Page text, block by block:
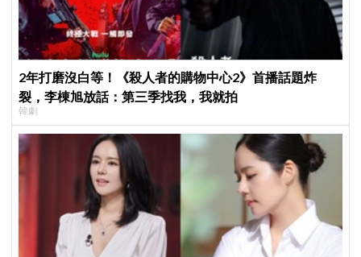
2年打磨沒白等！《殺人者的購物中心2》首播話題炸
裂，李棟旭放話：第三季找我，我就拍
韓劇